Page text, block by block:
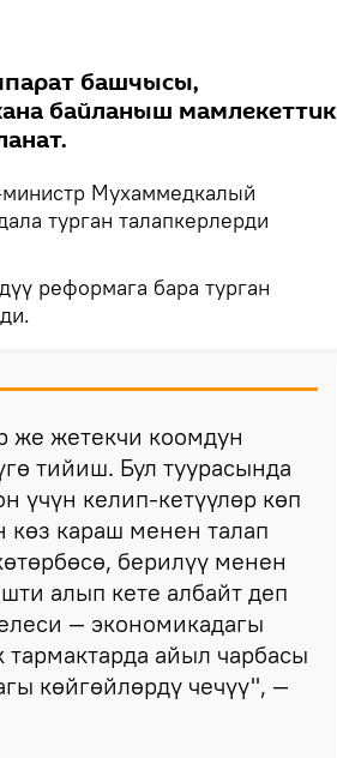
башчысы,
байланыш мамлекеттик
Мухаммедкалый
турган талапкерлерди
реформага бара турган
же жетекчи коомдун
тийиш. Бул туурасында
үчүн келип-кетүүлөр көп
караш менен талап
берилүү менен
алып кете албайт деп
— экономикадагы
тармактарда айыл чарбасы
көйгөйлөрдү чечүү", —